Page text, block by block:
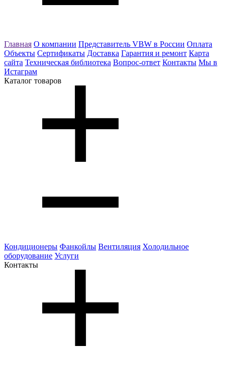
Главная О компании Представитель VBW в России Оплата
Объекты Сертификаты Доставка Гарантия и ремонт Карта
сайта Техническая библиотека Вопрос-ответ Контакты Мы в
Истаграм
Каталог товаров
Кондиционеры Фанкойлы Вентиляция Холодильное
оборудование Услуги
Контакты